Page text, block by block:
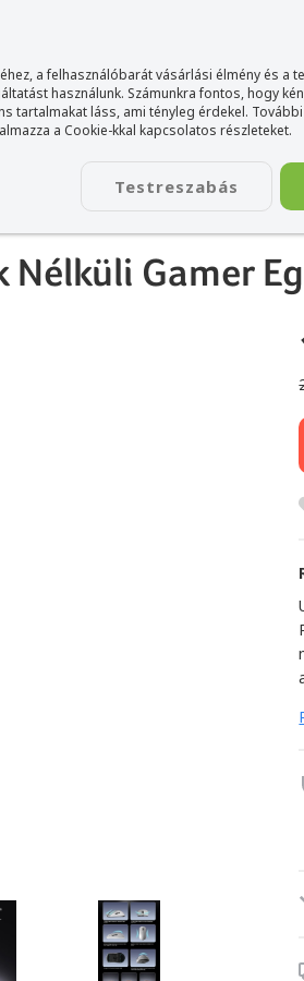
a felhasználóbarát vásárlási élmény és a
használunk. Számunkra fontos, hogy
tartalmakat láss, ami tényleg érdekel.
a Cookie-kkal kapcsolatos részleteket.
Testreszabás
KIEGÉSZÍTŐ KAPCSOLAT
Nélküli Gamer